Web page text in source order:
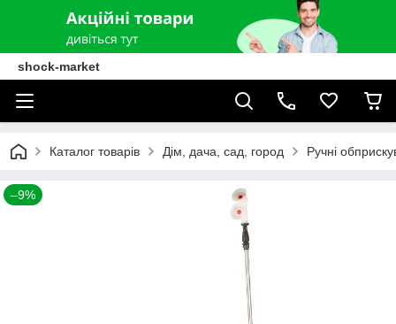
shock-market
Каталог товарів Дім, дача, сад, город Ручні
–9%